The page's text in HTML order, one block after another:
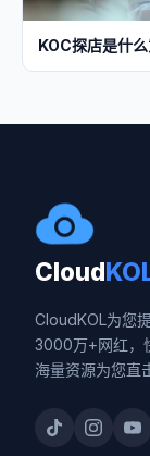
KOC探店是什
Cloud
CloudKOL为您
3000万+网红，
海量资源为您直